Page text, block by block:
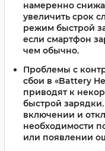
намеренно
увеличить срок
режим быстрой
если смартфон
чем обычно.
Проблемы с
сбои в «Battery
приводят к
быстрой
включении и
необходимости
или появлении